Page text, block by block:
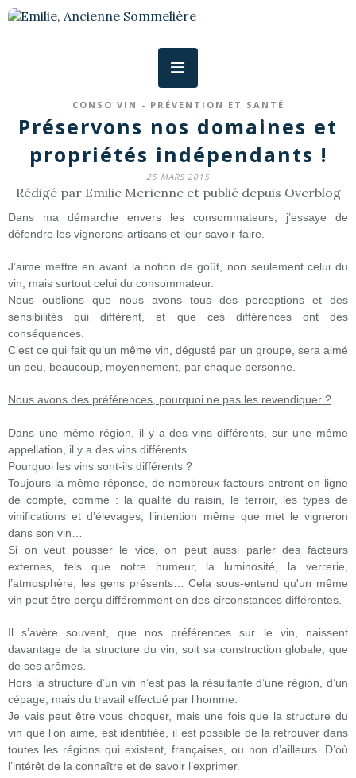
CONSO VIN - PRÉVENTION ET SANTÉ
Préservons nos domaines et
propriétés indépendants !
25 MARS 2015
Rédigé par Emilie Merienne et publié depuis Overblog
Dans ma démarche envers les consommateurs, j’essaye de
défendre les vignerons-artisans et leur savoir-faire.
J’aime mettre en avant la notion de goût, non seulement celui du
vin, mais surtout celui du consommateur.
Nous oublions que nous avons tous des perceptions et des
sensibilités qui diffèrent, et que ces différences ont des
conséquences.
C’est ce qui fait qu’un même vin, dégusté par un groupe, sera aimé
un peu, beaucoup, moyennement, par chaque personne.
Nous avons des préférences, pourquoi ne pas les revendiquer ?
Dans une même région, il y a des vins différents, sur une même
appellation, il y a des vins différents…
Pourquoi les vins sont-ils différents ?
Toujours la même réponse, de nombreux facteurs entrent en ligne
de compte, comme : la qualité du raisin, le terroir, les types de
vinifications et d’élevages, l’intention même que met le vigneron
dans son vin…
Si on veut pousser le vice, on peut aussi parler des facteurs
externes, tels que notre humeur, la luminosité, la verrerie,
l’atmosphère, les gens présents… Cela sous-entend qu'un même
vin peut être perçu différemment en des circonstances différentes.
Il s’avère souvent, que nos préférences sur le vin, naissent
davantage de la structure du vin, soit sa construction globale, que
de ses arômes.
Hors la structure d’un vin n’est pas la résultante d’une région, d’un
cépage, mais du travail effectué par l’homme.
Je vais peut être vous choquer, mais une fois que la structure du
vin que l’on aime, est identifiée, il est possible de la retrouver dans
toutes les régions qui existent, françaises, ou non d’ailleurs. D’où
l’intérêt de la connaître et de savoir l’exprimer.